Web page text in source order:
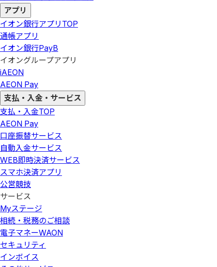
アプリ
イオン銀行アプリ TOP
通帳アプリ
イオン銀行PayB
イオングループアプリ
iAEON
AEON Pay
支払・入金・サービス
支払・入金TOP
AEON Pay
口座振替サービス
自動入金サービス
WEB即時決済サービス
スマホ決済アプリ
公営競技
サービス
Myステージ
相続・税務のご相談
電子マネーWAON
セキュリティ
インボイス